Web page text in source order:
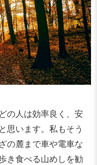
の人は効率良く、安
思います。私もそう
の麓まで車や電車な
き食べる山めしを勧